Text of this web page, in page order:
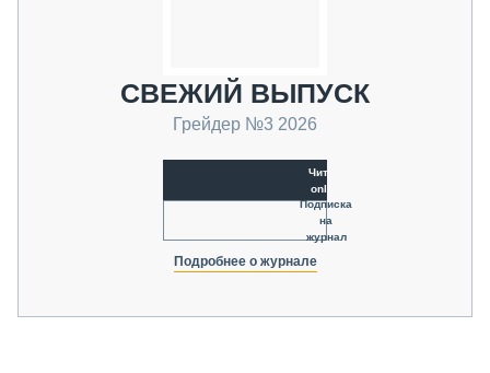
СВЕЖИЙ ВЫПУСК
Грейдер №3 2026
Читать
online
Подписка
на
журнал
Подробнее о журнале